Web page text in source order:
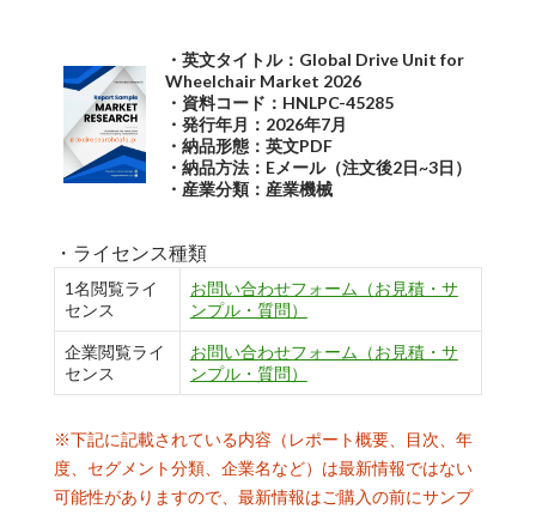
・英文タイトル：Global Drive Unit for
Wheelchair Market 2026
・資料コード：HNLPC-45285
・発行年月：2026年7月
・納品形態：英文PDF
・納品方法：Eメール（注文後2日~3日）
・産業分類：産業機械
・ライセンス種類
1名閲覧ライ
センス
お問い合わせフォーム（お見積・サ
ンプル・質問）
企業閲覧ライ
センス
お問い合わせフォーム（お見積・サ
ンプル・質問）
※下記に記載されている内容（レポート概要、目次、年
度、セグメント分類、企業名など）は最新情報ではない
可能性がありますので、最新情報はご購入の前にサンプ